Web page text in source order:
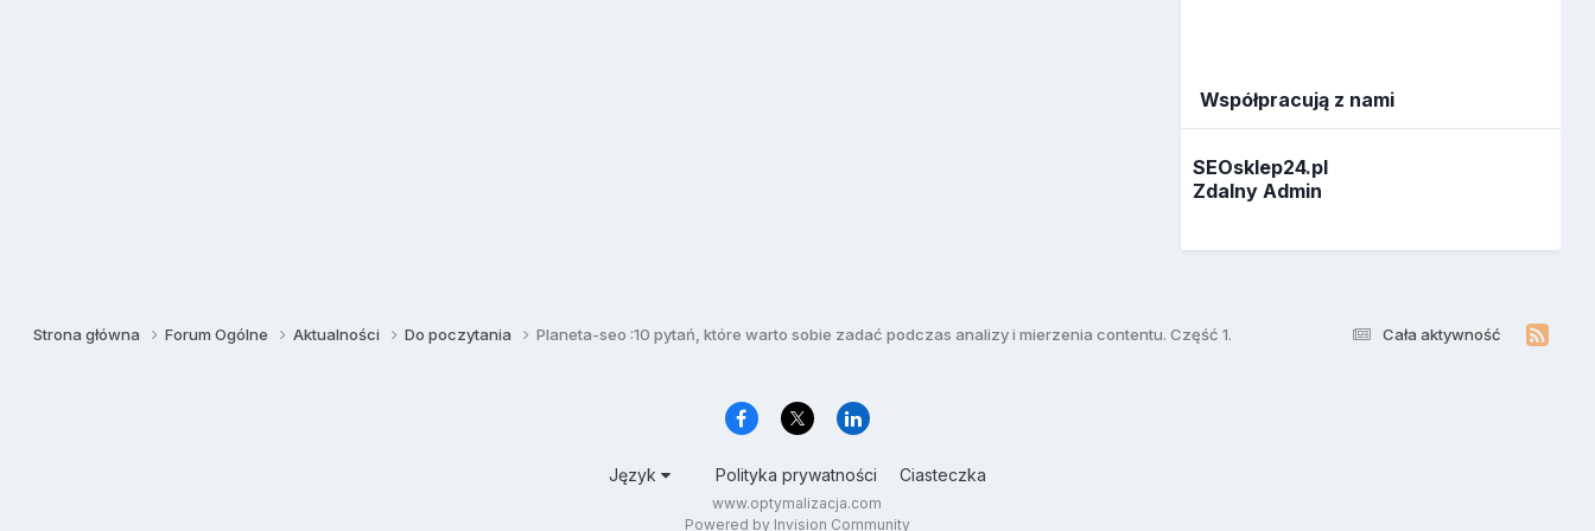
Współpracują z nami
SEOsklep24.pl
Zdalny Admin
Cała aktywność
Strona główna Forum Ogólne Aktualności Do poczytania Planeta-seo :10 pytań, które warto sobie zadać podczas analizy i mierzenia contentu. Część 1.
Język Polityka prywatności Ciasteczka
www.optymalizacja.com
Powered by Invision Community